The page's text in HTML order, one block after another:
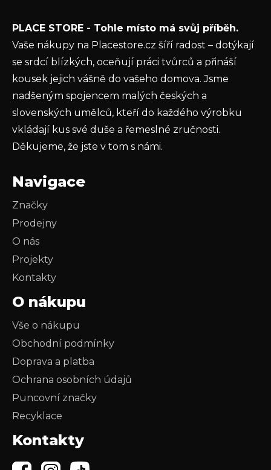
ochrany osobních údajů
PŘIHLÁSIT SE
PLACE STORE - Tohle místo má svůj příběh.
Vaše nákupy na Placestore.cz šíří radost – dotýkají
se srdcí blízkých, oceňují práci tvůrců a přináší
kousek jejich vášně do vašeho domova. Jsme
nadšeným spojencem malých českých a
slovenských umělců, kteří do každého výrobku
vkládají kus své duše a řemeslné zručnosti.
Děkujeme, že jste v tom s námi.
Navigace
Značky
Prodejny
O nás
Projekty
Kontakty
O nákupu
Vše o nákupu
Obchodní podmínky
Doprava a platba
Ochrana osobních údajů
Puncovní značky
Recyklace
Kontakty